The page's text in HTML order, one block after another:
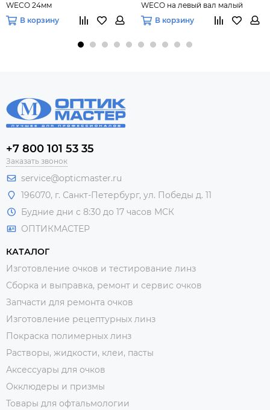
WECO 24мм
В корзину
WECO на левый вал малый
В корзину
+7 800 101 53 35
Заказать звонок
service@opticmaster.ru
196070, г. Санкт-Петербург, ул. Победы д. 11
Будние дни с 8:30 до 17 часов МСК
ОПТИКМАСТЕР
КАТАЛОГ
Изготовление очков и тестирование линз
Сборка и выправка, ремонт и сервис очков
Запчасти для ремонта очков
Изготовление рецептурных линз
Покраска полимерных линз
Растворы, жидкости, клеи, пасты
Аксессуары для очков
Окклюдеры и призмы
Товары для офтальмологии